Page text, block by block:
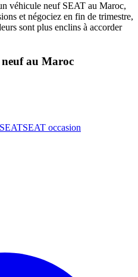
véhicule neuf SEAT au Maroc,
et négociez en fin de trimestre,
sont plus enclins à accorder
neuf au Maroc
SEATSEAT occasion